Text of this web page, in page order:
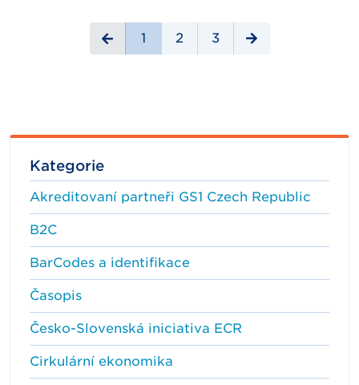
1 2 3
Kategorie
Akreditovaní partneři GS1 Czech Republic
B2C
BarCodes a identifikace
Časopis
Česko-Slovenská iniciativa ECR
Cirkulární ekonomika